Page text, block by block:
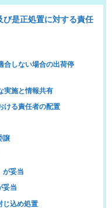
び是正処置に対する責任
合しない場合の出荷停
実施と情報共有
ける責任者の配置
譲
が妥当
妥当
じ込め処置